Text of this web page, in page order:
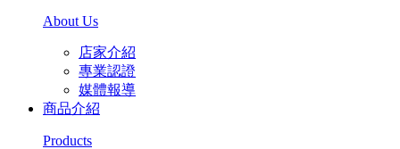
About Us
店家介紹
專業認證
媒體報導
商品介紹
Products